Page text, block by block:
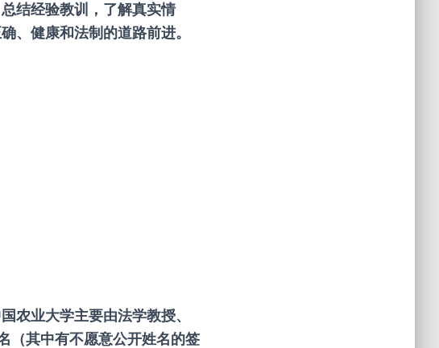
结经验教训，了解真实情
、健康和法制的道路前进。
农业大学主要由法学教授、
（其中有不愿意公开姓名的签